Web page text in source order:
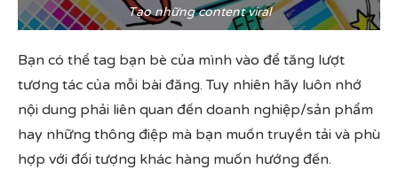
Tạo những content viral
Bạn có thể tag bạn bè của mình vào để tăng lượt
tương tác của mỗi bài đăng. Tuy nhiên hãy luôn nhớ
nội dung phải liên quan đến doanh nghiệp/sản phẩm
hay những thông điệp mà bạn muốn truyền tải và phù
hợp với đối tượng khác hàng muốn hướng đến.